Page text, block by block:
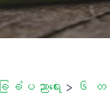
ခံပညာရေး > ၆ တ